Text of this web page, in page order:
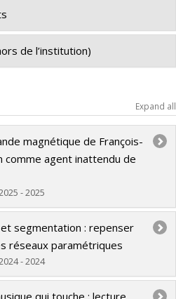
de l’institution)
Expand all
magnétique de François-
comme agent inattendu de
- 2025
Papyrus
segmentation : repenser
réseaux paramétriques
- 2024
qui touche : lecture